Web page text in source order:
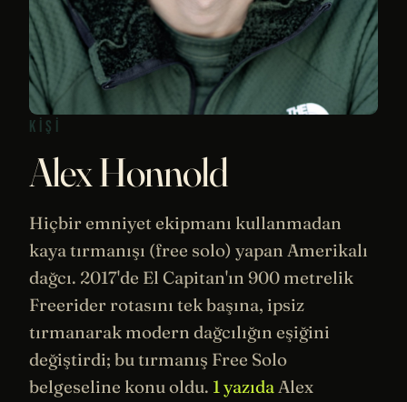
KIŞI
Alex Honnold
Hiçbir emniyet ekipmanı kullanmadan
kaya tırmanışı (free solo) yapan Amerikalı
dağcı. 2017'de El Capitan'ın 900 metrelik
Freerider rotasını tek başına, ipsiz
tırmanarak modern dağcılığın eşiğini
değiştirdi; bu tırmanış Free Solo
belgeseline konu oldu. 1 yazıdaAlex